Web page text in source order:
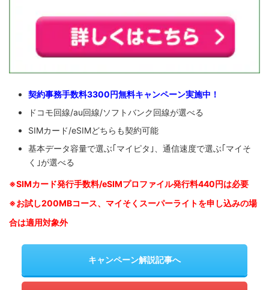
契約事務手数料3300円無料キャンペーン実施中！
ドコモ回線/au回線/ソフトバンク回線が選べる
SIMカード/eSIMどちらも契約可能
基本データ容量で選ぶ｢マイピタ｣、通信速度で選ぶ｢マイそ
く｣が選べる
※SIMカード発行手数料/eSIMプロファイル発行料440円は必要
※お試し200MBコース、マイそくスーパーライトを申し込みの場
合は適用対象外
キャンペーン解説記事へ